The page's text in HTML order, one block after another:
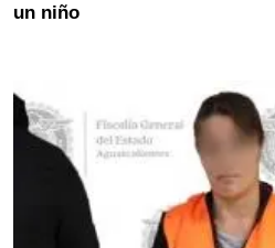
un niño